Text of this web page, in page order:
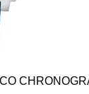
RELÓGIO